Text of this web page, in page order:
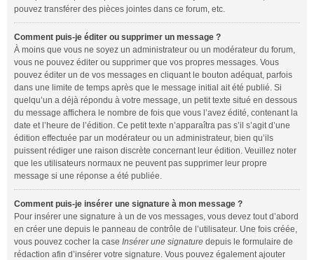
pouvez transférer des pièces jointes dans ce forum, etc.
Comment puis-je éditer ou supprimer un message ?
À moins que vous ne soyez un administrateur ou un modérateur du forum,
vous ne pouvez éditer ou supprimer que vos propres messages. Vous
pouvez éditer un de vos messages en cliquant le bouton adéquat, parfois
dans une limite de temps après que le message initial ait été publié. Si
quelqu’un a déjà répondu à votre message, un petit texte situé en dessous
du message affichera le nombre de fois que vous l’avez édité, contenant la
date et l’heure de l’édition. Ce petit texte n’apparaîtra pas s’il s’agit d’une
édition effectuée par un modérateur ou un administrateur, bien qu’ils
puissent rédiger une raison discrète concernant leur édition. Veuillez noter
que les utilisateurs normaux ne peuvent pas supprimer leur propre
message si une réponse a été publiée.
Comment puis-je insérer une signature à mon message ?
Pour insérer une signature à un de vos messages, vous devez tout d’abord
en créer une depuis le panneau de contrôle de l’utilisateur. Une fois créée,
vous pouvez cocher la case Insérer une signature depuis le formulaire de
rédaction afin d’insérer votre signature. Vous pouvez également ajouter